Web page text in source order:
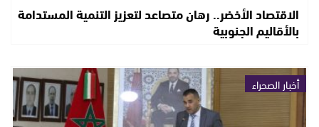
الاقتصاد الأخضر.. رهان متصاعد لتعزيز التنمية المستدامة
بالأقاليم الجنوبية
أخبار الصحراء